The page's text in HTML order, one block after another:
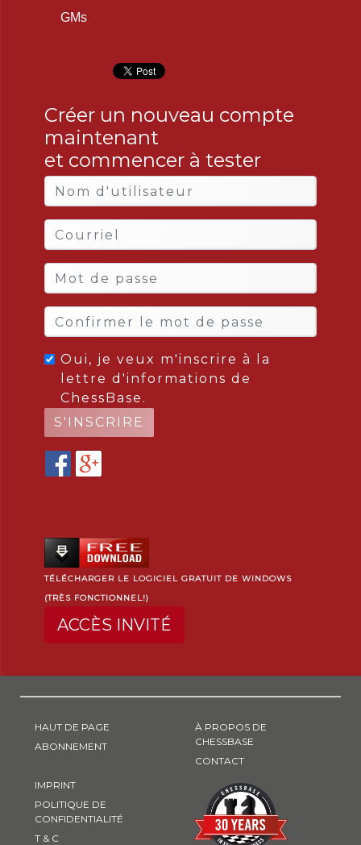
GMs
Créer un nouveau compte
maintenant
et commencer à tester
Oui, je veux m'inscrire à la
lettre d'informations de
ChessBase.
TÉLÉCHARGER LE LOGICIEL GRATUIT DE WINDOWS
(TRÈS FONCTIONNEL!)
ACCÈS INVITÉ
HAUT DE PAGE
ABONNEMENT
IMPRINT
POLITIQUE DE
CONFIDENTIALITÉ
T & C
À PROPOS DE
CHESSBASE
CONTACT